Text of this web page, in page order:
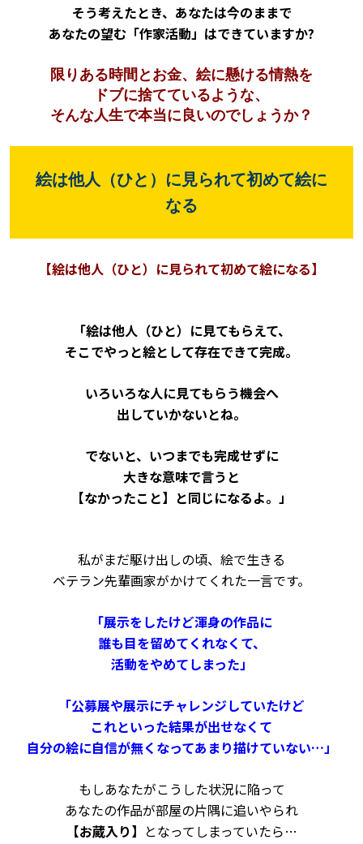
そう考えたとき、あなたは今のままで
あなたの望む「作家活動」はできていますか?
限りある時間とお金、絵に懸ける情熱を
ドブに捨てているような、
そんな人生で本当に良いのでしょうか？
絵は他人（ひと）に見られて初めて絵に
なる
【絵は他人（ひと）に見られて初めて絵になる】
「絵は他人（ひと）に見てもらえて、
そこでやっと絵として存在できて完成。
いろいろな人に見てもらう機会へ
出していかないとね。
でないと、いつまでも完成せずに
大きな意味で言うと
【なかったこと】と同じになるよ。」
私がまだ駆け出しの頃、 絵で生きる
ベテラン先輩画家がかけてくれた一言です。
「展示をしたけど渾身の作品に
誰も目を留めてくれなくて、
活動をやめてしまった」
「公募展や展示にチャレンジしていたけど
これといった結果が出せなくて
自分の絵に自信が無くなってあまり描けていない…」
もしあなたがこうした状況に陥って
あなたの作品が部屋の片隅に追いやられ
【お蔵入り】 となってしまっていたら…